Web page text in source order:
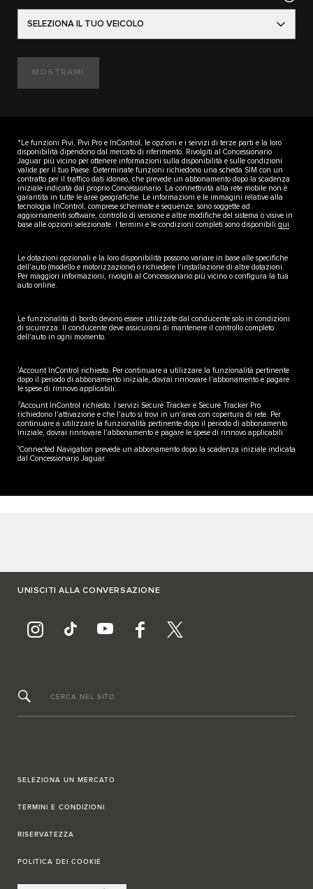
SELEZIONA IL TUO VEICOLO
MOSTRAMI
*Le funzioni Pivi, Pivi Pro e InControl, le opzioni e i servizi di terze parti e la loro
disponibilità dipendono dal mercato di riferimento. Rivolgiti al Concessionario
Jaguar più vicino per ottenere informazioni sulla disponibilità e sulle condizioni
valide per il tuo Paese. Determinate funzioni richiedono una scheda SIM con un
contratto per il traffico dati idoneo, che prevede un abbonamento dopo la scadenza
iniziale indicata dal proprio Concessionario. La connettività alla rete mobile non è
garantita in tutte le aree geografiche. Le informazioni e le immagini relative alla
tecnologia InControl, comprese schermate e sequenze, sono soggette ad
aggiornamenti software, controllo di versione e altre modifiche del sistema o visive in
base alle opzioni selezionate. I termini e le condizioni completi sono disponibili qui
Le dotazioni opzionali e la loro disponibilità possono variare in base alle specifiche
dell'auto (modello e motorizzazione) o richiedere l'installazione di altre dotazioni.
Per maggiori informazioni, rivolgiti al Concessionario più vicino o configura la tua
auto online.
Le funzionalità di bordo devono essere utilizzate dal conducente solo in condizioni
di sicurezza. Il conducente deve assicurarsi di mantenere il controllo completo
dell'auto in ogni momento.
1Account InControl richiesto. Per continuare a utilizzare la funzionalità pertinente
dopo il periodo di abbonamento iniziale, dovrai rinnovare l'abbonamento e pagare
le spese di rinnovo applicabili.
2Account InControl richiesto. I servizi Secure Tracker e Secure Tracker Pro
richiedono l'attivazione e che l'auto si trovi in un'area con copertura di rete. Per
continuare a utilizzare la funzionalità pertinente dopo il periodo di abbonamento
iniziale, dovrai rinnovare l'abbonamento e pagare le spese di rinnovo applicabili.
3Connected Navigation prevede un abbonamento dopo la scadenza iniziale indicata
dal Concessionario Jaguar.
UNISCITI ALLA CONVERSAZIONE
CERCA NEL SITO
SELEZIONA UN MERCATO
TERMINI E CONDIZIONI
RISERVATEZZA
POLITICA DEI COOKIE